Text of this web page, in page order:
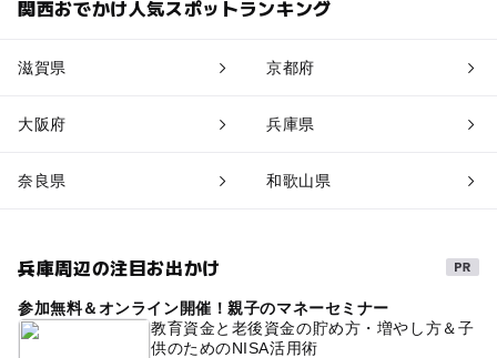
関西おでかけ人気スポットランキング
滋賀県 京都府
大阪府 兵庫県
奈良県 和歌山県
兵庫周辺の注目お出かけ
参加無料＆オンライン開催！親子のマネーセミナー
教育資金と老後資金の貯め方・増やし方＆子
供のためのNISA活用術